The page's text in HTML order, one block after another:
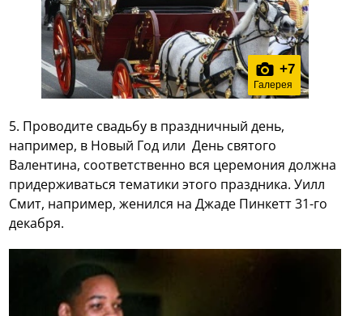
+7
Галерея
5. Проводите свадьбу в праздничный день,
например, в Новый Год или День святого
Валентина, соответственно вся церемония должна
придерживаться тематики этого праздника. Уилл
Смит, например, женился на Джаде Пинкетт 31-го
декабря.